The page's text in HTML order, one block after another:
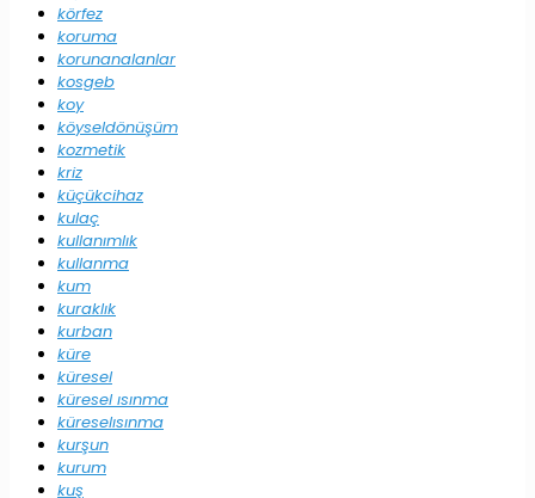
körfez
koruma
korunanalanlar
kosgeb
koy
köyseldönüşüm
kozmetik
kriz
küçükcihaz
kulaç
kullanımlık
kullanma
kum
kuraklık
kurban
küre
küresel
küresel ısınma
küreselısınma
kurşun
kurum
kuş